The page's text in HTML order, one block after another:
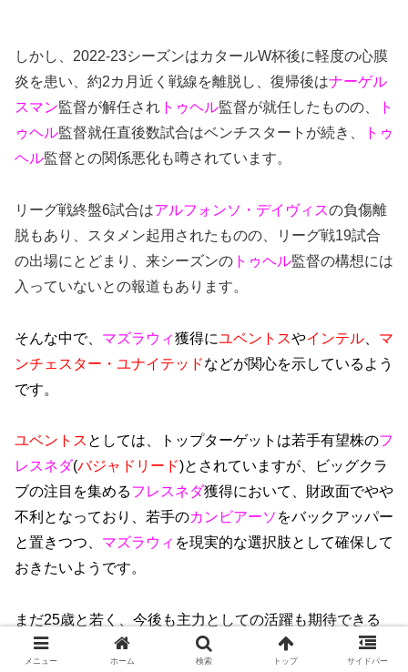
しかし、2022-23シーズンはカタールW杯後に軽度の心膜
炎を患い、約2カ月近く戦線を離脱し、復帰後はナーゲル
スマン監督が解任され トゥヘル監督が就任したものの、
ト
ゥヘル監督就任直後数試合はベンチスタートが続き、
トゥ
ヘル監督との関係悪化も噂されています。
リーグ戦終盤6試合はアルフォンソ・デイヴィスの負傷離
脱もあり、スタメン起用されたものの、リーグ戦19試合
の出場にとどまり、来シーズンの トゥヘル監督の構想には
入っていないとの報道もあります。
そんな中で、 マズラウィ獲得にユベントスやインテル
マ
ンチェスター・ユナイテッドなどが関心を示しているよう
です。
ユベントス としては、トップターゲットは若手有望株のフ
レスネダ(バジャドリード)とされていますが、ビッグクラ
ブの注目を集めるフレスネダ獲得において、財政面でやや
不利となっており、若手のカンビアーソ をバックアッパー
と置きつつ、 マズラウィ を現実的な選択肢として確保して
おきたいようです。
まだ25歳と若く、今後も主力としての活躍も期待できる
でしょう。
メニュー ホーム 検索 トップ サイドバー